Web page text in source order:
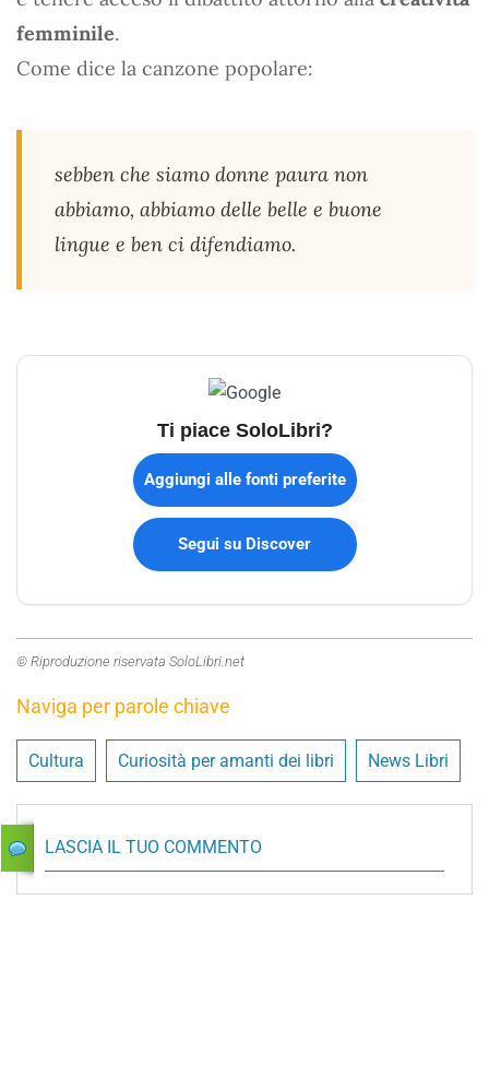
femminile.
Come dice la canzone popolare:
sebben che siamo donne paura non
abbiamo, abbiamo delle belle e buone
lingue e ben ci difendiamo.
Ti piace SoloLibri?
Aggiungi alle fonti preferite
Segui su Discover
© Riproduzione riservata SoloLibri.net
Naviga per parole chiave
Cultura Curiosità per amanti dei libri News Libri
LASCIA IL TUO COMMENTO